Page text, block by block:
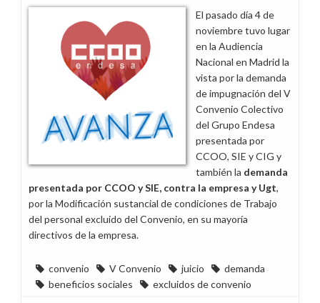
particular)
El pasado día 4 de
noviembre tuvo lugar
en la Audiencia
Nacional en Madrid la
vista por la demanda
de impugnación del V
Convenio Colectivo
del Grupo Endesa
presentada por
CCOO, SIE y CIG y
también la demanda
presentada por CCOO y SIE, contra la empresa y Ugt,
por la Modificación sustancial de condiciones de Trabajo
del personal excluido del Convenio, en su mayoría
directivos de la empresa.
convenio V Convenio juicio
demanda
beneficios sociales
excluidos de convenio